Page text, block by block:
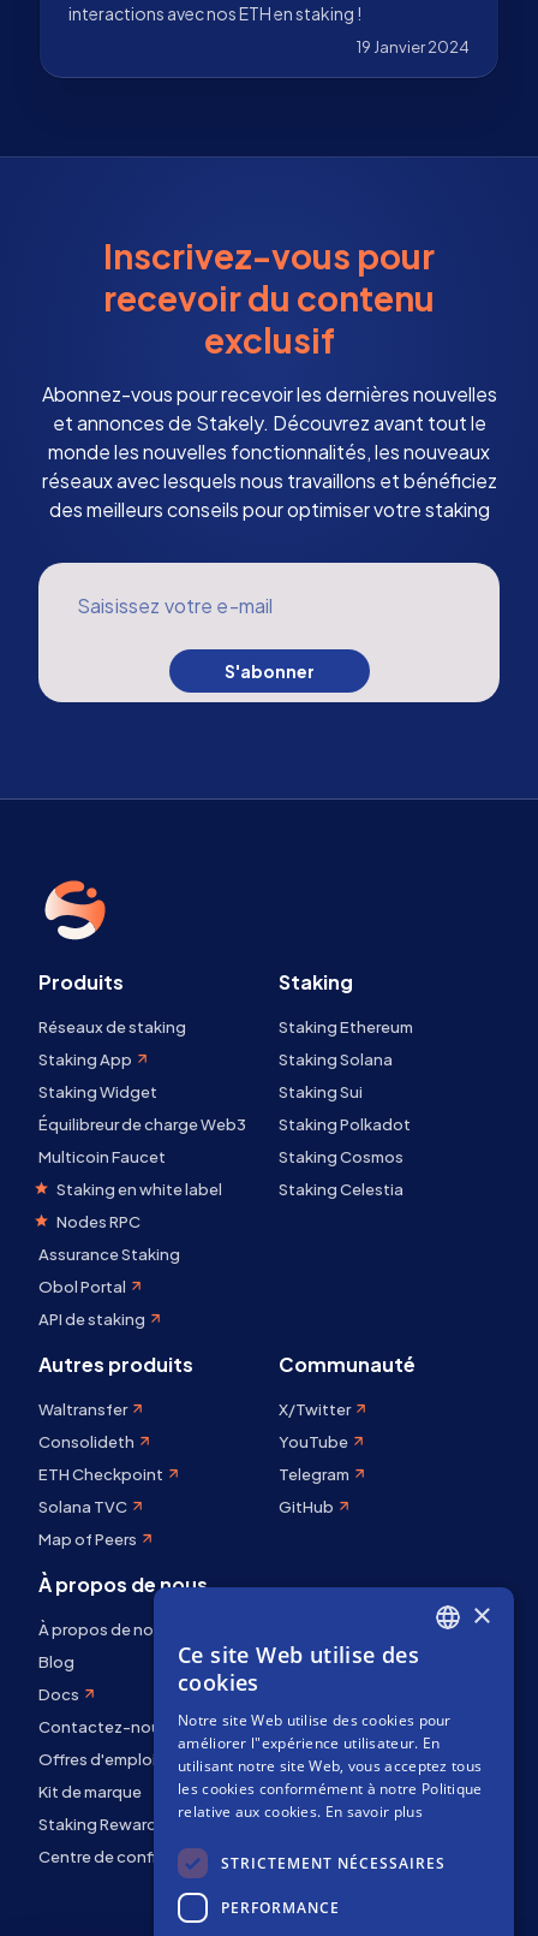
interactions avec nos ETH en staking !
19 Janvier 2024
Inscrivez-vous pour
recevoir du contenu
exclusif
Abonnez-vous pour recevoir les dernières nouvelles
et annonces de Stakely. Découvrez avant tout le
monde les nouvelles fonctionnalités, les nouveaux
réseaux avec lesquels nous travaillons et bénéficiez
des meilleurs conseils pour optimiser votre staking
Saisissez votre e-mail
S'abonner
Produits
Réseaux de staking
Staking App
Staking Widget
Équilibreur de charge Web3
Multicoin Faucet
Staking en white label
Nodes RPC
Assurance Staking
Obol Portal
API de staking
Staking
Staking Ethereum
Staking Solana
Staking Sui
Staking Polkadot
Staking Cosmos
Staking Celestia
Autres produits
Waltransfer
Consolideth
ETH Checkpoint
Solana TVC
Map of Peers
Communauté
X/Twitter
YouTube
Telegram
GitHub
À propos de nous
À propos de nous
Blog
Docs
Contactez-nous
Offres d'emploi
Kit de marque
Staking Rewards
Centre de confidentialité
FRENCH
×
Ce site Web utilise des
cookies
Notre site Web utilise des cookies pour
améliorer l"expérience utilisateur. En
utilisant notre site Web, vous acceptez tous
les cookies conformément à notre Politique
relative aux cookies. En savoir plus
STRICTEMENT NÉCESSAIRES
PERFORMANCE